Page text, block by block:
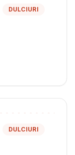
DULCIURI
DULCIURI